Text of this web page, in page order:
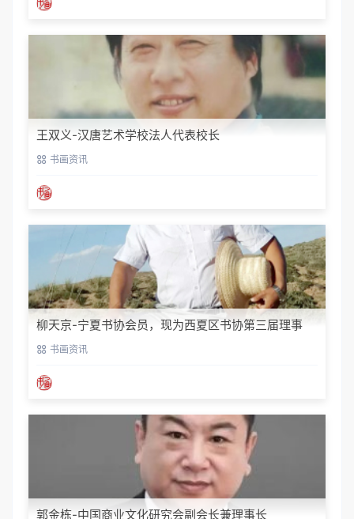
王双义-汉唐艺术学校法人代表校长
书画资讯
柳天京-宁夏书协会员，现为西夏区书协第三届理事
书画资讯
郭金栋-中国商业文化研究会副会长兼理事长